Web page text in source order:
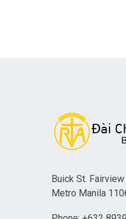
Buick St.
Metro Manila